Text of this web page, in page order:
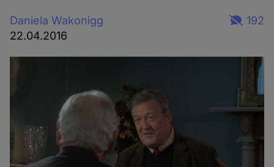
Daniela Wakonigg
22.04.2016
192